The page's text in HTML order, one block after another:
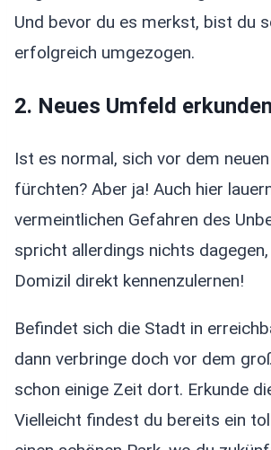
Und bevor du es merkst, bist du
erfolgreich umgezogen.
2. Neues Umfeld erkunden
Ist es normal, sich vor dem
fürchten? Aber ja! Auch hier
vermeintlichen Gefahren des
spricht allerdings nichts dagegen,
Domizil direkt kennenzulernen!
Befindet sich die Stadt in
dann verbringe doch vor dem
schon einige Zeit dort. Erkunde
Vielleicht findest du bereits ein